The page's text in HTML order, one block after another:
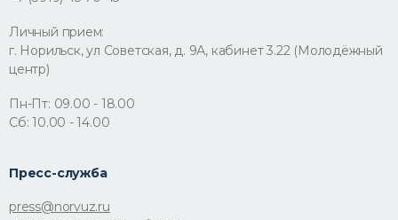
Личный прием:
г. Норильск, ул Советская, д. 9А, кабинет 3.22 (Молодёжный
центр)
Пн-Пт: 09.00 - 18.00
Сб: 10.00 - 14.00
Пресс-служба
press@norvuz.ru